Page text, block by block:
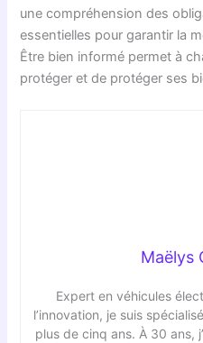
une compréhension des
essentielles pour garantir la
Être bien informé permet à
protéger et de protéger ses
Maëlys
Expert en véhicules
l’innovation, je suis
plus de cinq ans. À 30 ans,